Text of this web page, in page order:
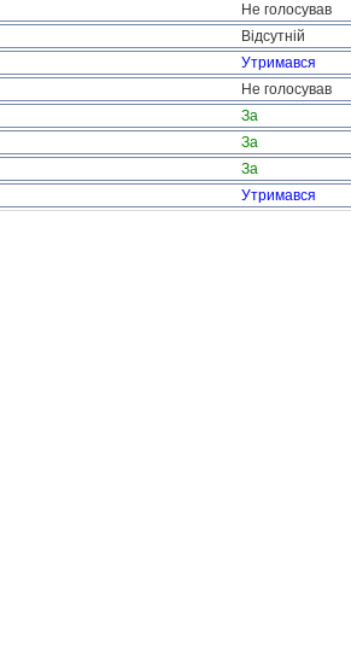
Не голосував
Відсутній
Утримався
Не голосував
За
За
За
Утримався